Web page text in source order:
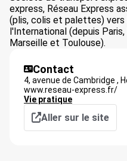
express, Réseau Express
(plis, colis et palettes) vers
l'International (depuis
Marseille et Toulouse).
Contact
4, avenue de Cambridge ,
www.reseau-express.fr/
Vie pratique
Aller sur le site